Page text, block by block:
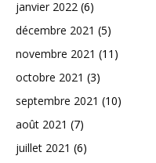
janvier 2022 (6)
décembre 2021 (5)
novembre 2021 (11)
octobre 2021 (3)
septembre 2021 (10)
août 2021 (7)
juillet 2021 (6)